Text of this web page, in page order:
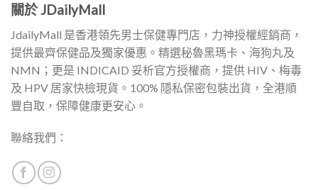
關於 JDailyMall
JdailyMall 是香港領先男士保健專門店，力神授權經銷商，
提供最齊保健品及獨家優惠。精選秘魯黑瑪卡、海狗丸及
NMN；更是 INDICAID 妥析官方授權商，提供 HIV、梅毒
及 HPV 居家快檢現貨。100% 隱私保密包裝出貨，全港順
豐自取，保障健康更安心。
聯絡我們：